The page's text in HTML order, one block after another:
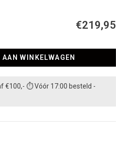
€219,95
WINKELWAGEN
€100,- ⏱ Vóór 17:00 besteld -